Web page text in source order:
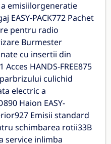
emisiilorgeneratie
EASY-PACK772 Pachet
pentru radio
Burmester
cu insertii din
HANDS-FREE875
culichid
electric a
Haion EASY-
Emisii standard
schimbarea rotii33B
service inlimba